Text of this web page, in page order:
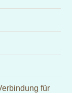
für